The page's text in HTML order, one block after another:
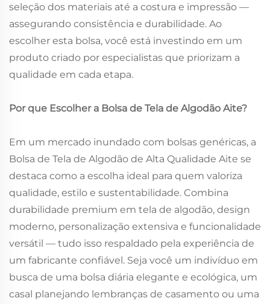
seleção dos materiais até a costura e impressão —
assegurando consistência e durabilidade. Ao
escolher esta bolsa, você está investindo em um
produto criado por especialistas que priorizam a
qualidade em cada etapa.
Por que Escolher a Bolsa de Tela de Algodão Aite?
Em um mercado inundado com bolsas genéricas, a
Bolsa de Tela de Algodão de Alta Qualidade Aite se
destaca como a escolha ideal para quem valoriza
qualidade, estilo e sustentabilidade. Combina
durabilidade premium em tela de algodão, design
moderno, personalização extensiva e funcionalidade
versátil — tudo isso respaldado pela experiência de
um fabricante confiável. Seja você um indivíduo em
busca de uma bolsa diária elegante e ecológica, um
casal planejando lembranças de casamento ou uma